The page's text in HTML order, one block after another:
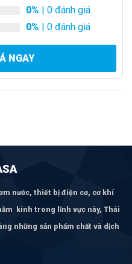
0% | 0 đánh giá
0% | 0 đánh giá
NGAY
nước, thiết bị điện cơ, cơ khí
kinh trong lĩnh vực này, Thái
những sản phẩm chất và dịch